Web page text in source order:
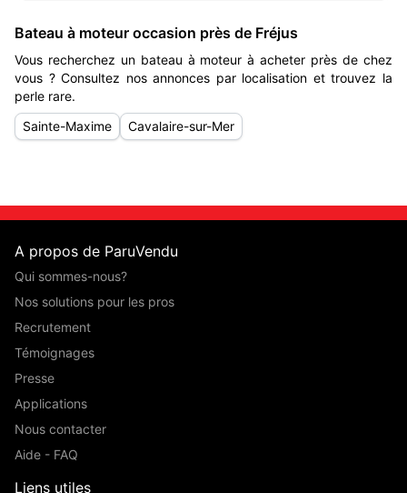
Bateau à moteur occasion près de Fréjus
Vous recherchez un bateau à moteur à acheter près de chez
vous ? Consultez nos annonces par localisation et trouvez la
perle rare.
Sainte-Maxime
Cavalaire-sur-Mer
A propos de ParuVendu
Qui sommes-nous?
Nos solutions pour les pros
Recrutement
Témoignages
Presse
Applications
Nous contacter
Aide - FAQ
Liens utiles